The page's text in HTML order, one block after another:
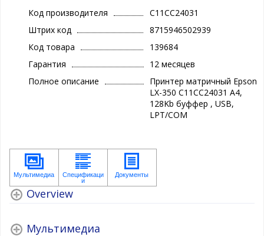
Код производителя
C11CC24031
Штрих код
8715946502939
Код товара
139684
Гарантия
12 месяцев
Полное описание
Принтер матричный Epson
LX-350 C11CC24031 A4,
128Kb буффер , USB,
LPT/COM
Overview
Мультимедиа